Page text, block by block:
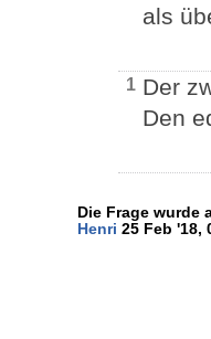
als
1 Der
Den
Die Frage wurde
Henri 25 Feb '18,